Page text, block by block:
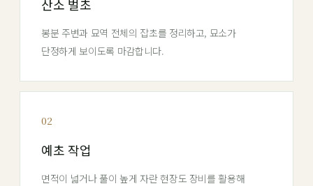
산소 벌초
봉분 주변과 묘역 전체의 잡초를 정리하고, 묘소가
단정하게 보이도록 마감합니다.
02
예초 작업
면적이 넓거나 풀이 높게 자란 현장도 장비를 활용해